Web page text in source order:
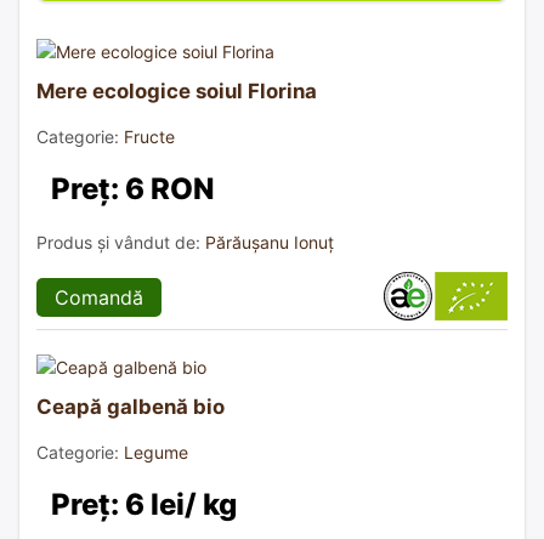
Mere ecologice soiul Florina
Categorie: Fructe
Preț: 6 RON
Produs și vândut de: Părăușanu Ionuț
Comandă
Ceapă galbenă bio
Categorie: Legume
Preț: 6 lei/ kg